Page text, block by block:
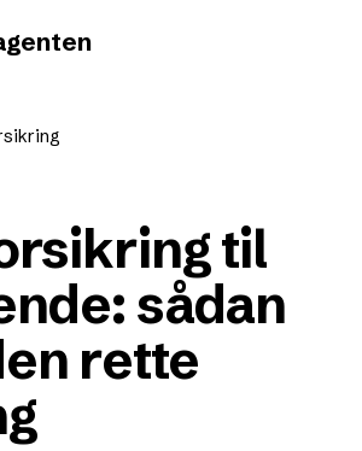
til
sådan
rette